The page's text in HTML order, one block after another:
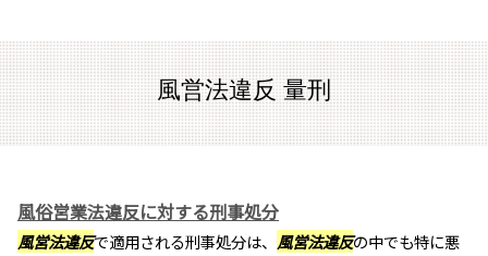
風営法違反 量刑
風俗営業法違反に対する刑事処分
風営法違反で適用される刑事処分は、 風営法違反の中でも特に悪